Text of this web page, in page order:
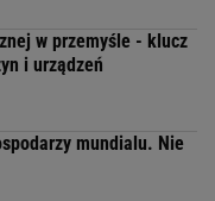
w przemyśle - klucz
i urządzeń
mundialu. Nie